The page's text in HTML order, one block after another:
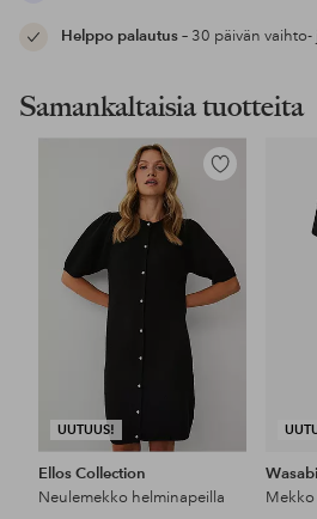
Helppo palautus– 30 päivän
Samankaltaisia tuotteita
UUTUUS!
Lisää
Ellos Collection
Neulemekko helminapeilla